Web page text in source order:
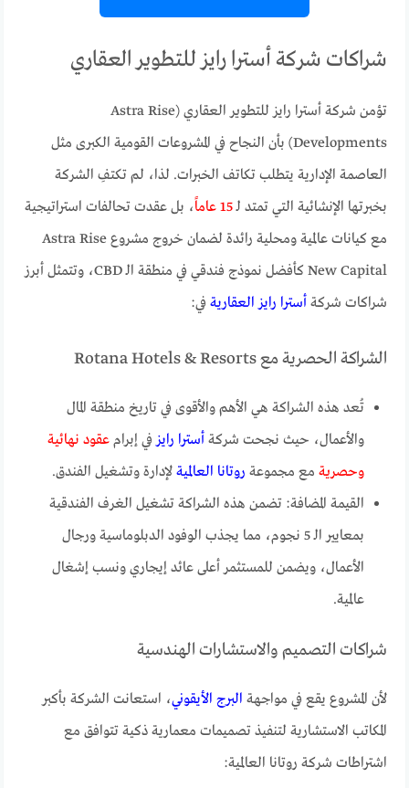
شراكات شركة أسترا رايز للتطوير العقاري
تؤمن شركة أسترا رايز للتطوير العقاري (Astra Rise
Developments) بأن النجاح في المشروعات القومية الكبرى مثل
العاصمة الإدارية يتطلب تكاتف الخبرات. لذا، لم تكتفِ الشركة
بخبرتها الإنشائية التي تمتد لـ15 عاماً
، بل عقدت تحالفات استراتيجية
مع كيانات عالمية ومحلية رائدة لضمان خروج مشروع Astra Rise
New Capital كأفضل نموذج فندقي في منطقة الـ CBD، وتتمثل أبرز
شراكات شركة أسترا رايز العقارية في:
الشراكة الحصرية مع Rotana Hotels & Resorts
تُعد هذه الشراكة هي الأهم والأقوى في تاريخ منطقة المال
والأعمال، حيث نجحت شركة أسترا رايزفي إبرامعقود نهائية
وحصرية مع مجموعة روتانا العالمية لإدارة وتشغيل الفندق.
القيمة المضافة: تضمن هذه الشراكة تشغيل الغرف الفندقية
بمعايير الـ 5 نجوم، مما يجذب الوفود الدبلوماسية ورجال
الأعمال، ويضمن للمستثمر أعلى عائد إيجاري ونسب إشغال
عالمية.
شراكات التصميم والاستشارات الهندسية
لأن المشروع يقع في مواجهة البرج الأيقوني، استعانت الشركة بأكبر
المكاتب الاستشارية لتنفيذ تصميمات معمارية ذكية تتوافق مع
اشتراطات شركة روتانا العالمية: